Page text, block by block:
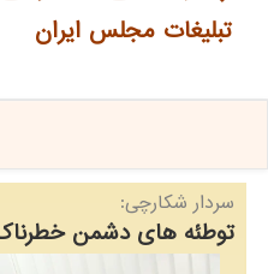
تبلیغات مجلس ایران
سردار شكارچی:
توطئه های دشمن